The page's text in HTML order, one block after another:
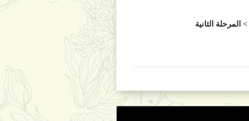
> المرحلة الثانية